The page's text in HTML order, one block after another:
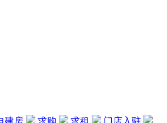
建房 求购 求租 门店入驻